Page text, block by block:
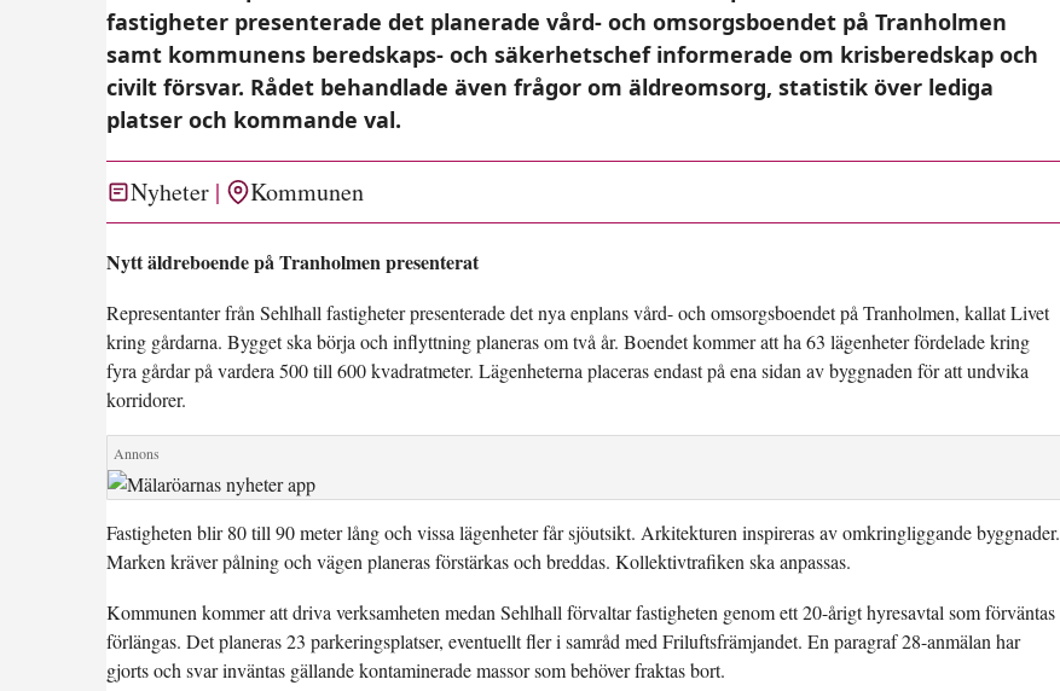
fastigheter presenterade det planerade vård- och omsorgsboendet på Tranholmen
samt kommunens beredskaps- och säkerhetschef informerade om krisberedskap och
civilt försvar. Rådet behandlade även frågor om äldreomsorg, statistik över lediga
platser och kommande val.
Nyheter Kommunen
Nytt äldreboende på Tranholmen presenterat
Representanter från Sehlhall fastigheter presenterade det nya enplans vård- och omsorgsboendet på Tranholmen, kallat Livet
kring gårdarna. Bygget ska börja och inflyttning planeras om två år. Boendet kommer att ha 63 lägenheter fördelade kring
fyra gårdar på vardera 500 till 600 kvadratmeter. Lägenheterna placeras endast på ena sidan av byggnaden för att undvika
korridorer.
Fastigheten blir 80 till 90 meter lång och vissa lägenheter får sjöutsikt. Arkitekturen inspireras av omkringliggande byggnader.
Marken kräver pålning och vägen planeras förstärkas och breddas. Kollektivtrafiken ska anpassas.
Kommunen kommer att driva verksamheten medan Sehlhall förvaltar fastigheten genom ett 20-årigt hyresavtal som förväntas
förlängas. Det planeras 23 parkeringsplatser, eventuellt fler i samråd med Friluftsfrämjandet. En paragraf 28-anmälan har
gjorts och svar inväntas gällande kontaminerade massor som behöver fraktas bort.